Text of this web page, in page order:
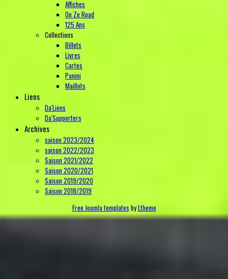
Affiches
On Ze Road
125 Ans
Collections
Billets
Livres
Cartes
Panini
Maillots
Liens
Da'Liens
Da'Supporters
Archives
saison 2023/2024
saison 2022/2023
Saison 2021/2022
Saison 2020/2021
Saison 2019/2020
Saison 2018/2019
Free Joomla templates byLtheme